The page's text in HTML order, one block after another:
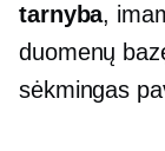
tarnyba,
duomenų
sėkmingas